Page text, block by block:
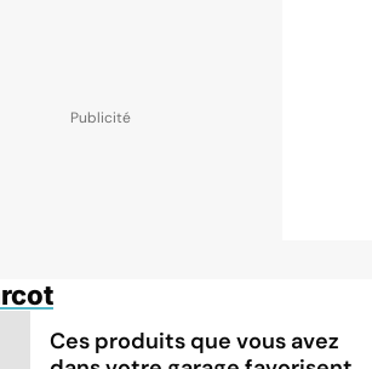
Ces produits que vous avez